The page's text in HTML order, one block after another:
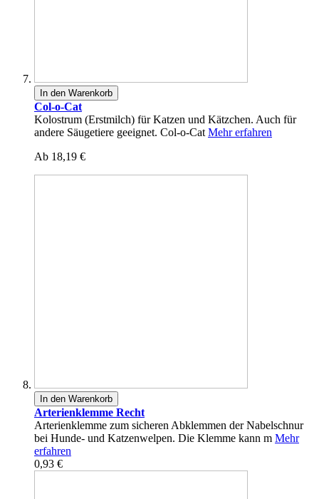
In den Warenkorb
Col-o-Cat
Kolostrum (Erstmilch) für Katzen und Kätzchen. Auch für
andere Säugetiere geeignet. Col-o-Cat Mehr erfahren
Ab 18,19 €
In den Warenkorb
Arterienklemme Recht
Arterienklemme zum sicheren Abklemmen der Nabelschnur
bei Hunde- und Katzenwelpen. Die Klemme kann m Mehr
erfahren
0,93 €